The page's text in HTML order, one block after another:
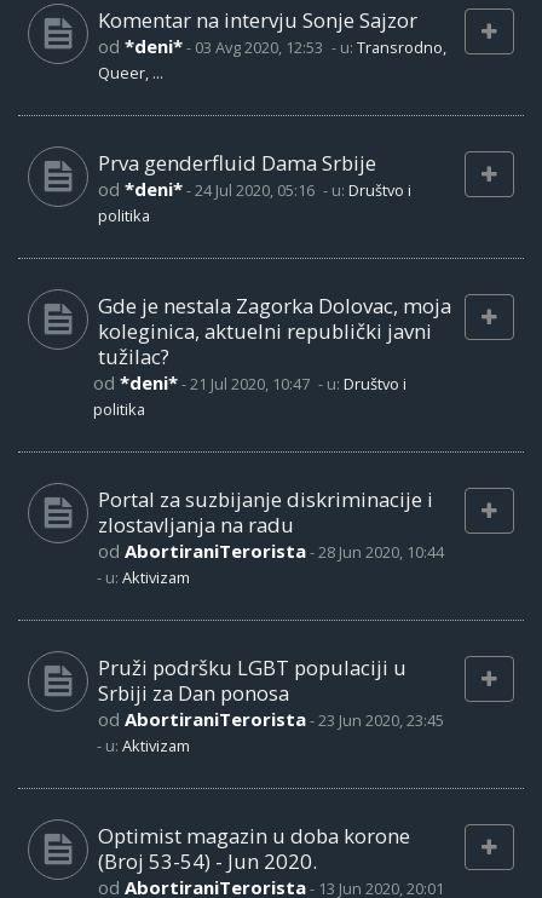
Komentar na intervju Sonje Sajzor
od *deni*- 03 Avg 2020, 12:53 - u: Transrodno,
Queer, ...
Prva genderfluid Dama Srbije
od *deni*-24 Jul 2020, 05:16 - u: Društvo i
politika
Gde je nestala Zagorka Dolovac, moja
koleginica, aktuelni republički javni
tužilac?
od *deni*-21 Jul 2020, 10:47 - u: Društvo i
politika
Portal za suzbijanje diskriminacije i
zlostavljanja na radu
od AbortiraniTerorista-28 Jun 2020, 10:44
- u: Aktivizam
Pruži podršku LGBT populaciji u
Srbiji za Dan ponosa
od AbortiraniTerorista-23 Jun 2020, 23:45
- u: Aktivizam
Optimist magazin u doba korone
(Broj 53-54) - Jun 2020.
od AbortiraniTerorista- 13 Jun 2020, 20:01